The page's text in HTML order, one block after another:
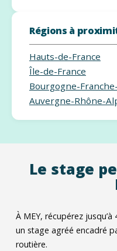
Régions à
Hauts-de-France
Île-de-France
Bourgogne-
Auvergne-Rhône-
Le stage
À MEY, récupérez
un stage agréé encadré
routière.